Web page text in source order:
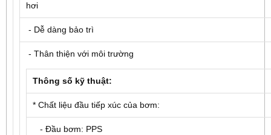
hơi
- Dễ dàng bảo trì
- Thân thiện với môi trường
Thông số kỹ thuật:
* Chất liệu đầu tiếp xúc của bơm:
- Đầu bơm: PPS